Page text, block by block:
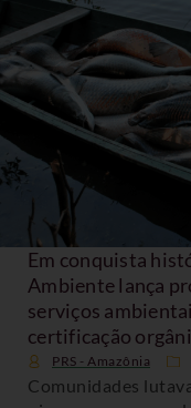
Em conquista
Ambiente lança
serviços
certificação
PRS - Amazônia
Comunidades